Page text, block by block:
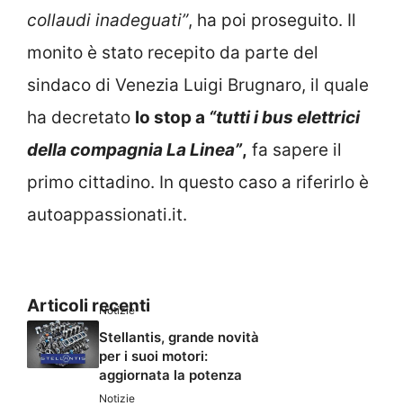
collaudi inadeguati”, ha poi proseguito. Il
monito è stato recepito da parte del
sindaco di Venezia Luigi Brugnaro, il quale
ha decretato lo stop a “tutti i bus elettrici
della compagnia La Linea”, fa sapere il
primo cittadino. In questo caso a riferirlo è
autoappassionati.it.
Articoli recenti
Notizie
Stellantis, grande novità
per i suoi motori:
aggiornata la potenza
Notizie